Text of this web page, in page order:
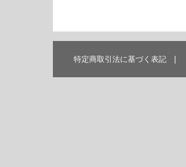
特定商取引法に基づく表記